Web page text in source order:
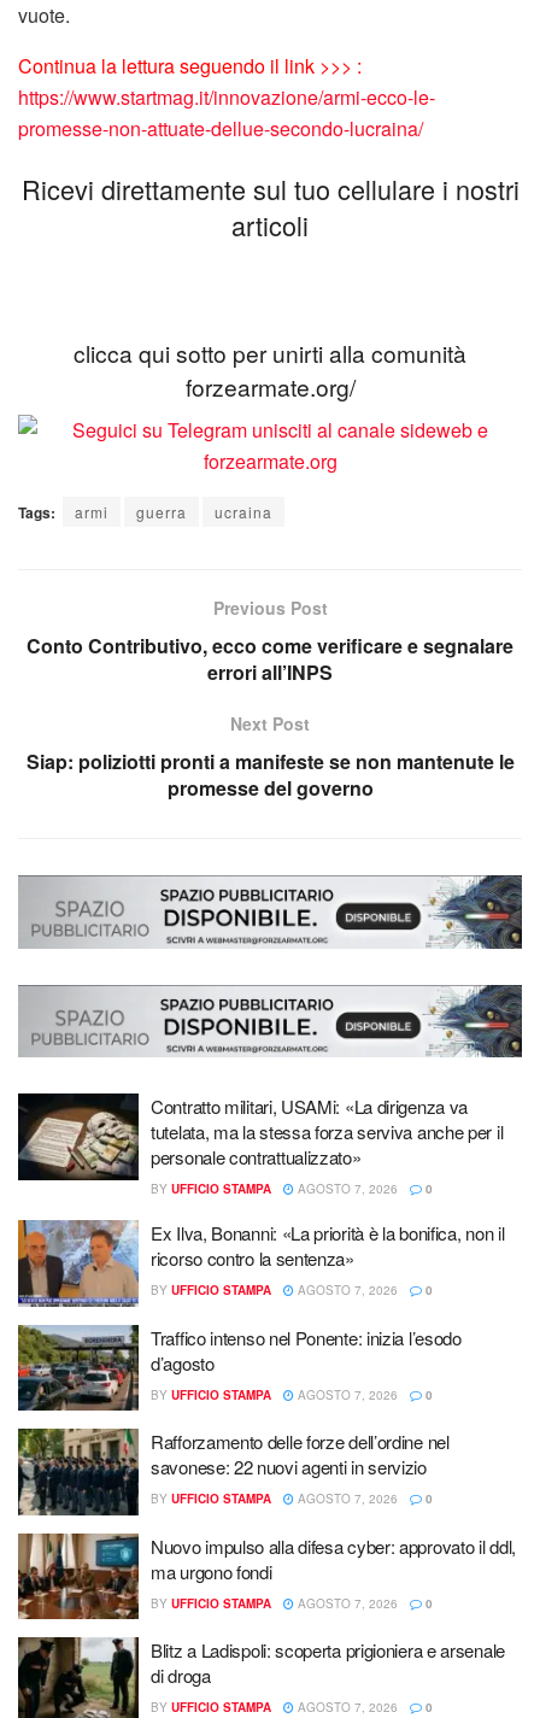
vuote.
Continua la lettura seguendo il link >>> :
https://www.startmag.it/innovazione/armi-ecco-le-
promesse-non-attuate-dellue-secondo-lucraina/
Ricevi direttamente sul tuo cellulare i nostri
articoli
clicca qui sotto per unirti alla comunità
forzearmate.org/
Tags: armi guerra ucraina
Previous Post
Conto Contributivo, ecco come verificare e segnalare
errori all’INPS
Next Post
Siap: poliziotti pronti a manifeste se non mantenute le
promesse del governo
Contratto militari, USAMi: «La dirigenza va
tutelata, ma la stessa forza serviva anche per il
personale contrattualizzato»
BY UFFICIO STAMPA AGOSTO 7, 2026 0
Ex Ilva, Bonanni: «La priorità è la bonifica, non il
ricorso contro la sentenza»
BY UFFICIO STAMPA AGOSTO 7, 2026 0
Traffico intenso nel Ponente: inizia l’esodo
d’agosto
BY UFFICIO STAMPA AGOSTO 7, 2026 0
Rafforzamento delle forze dell’ordine nel
savonese: 22 nuovi agenti in servizio
BY UFFICIO STAMPA AGOSTO 7, 2026 0
Nuovo impulso alla difesa cyber: approvato il ddl,
ma urgono fondi
BY UFFICIO STAMPA AGOSTO 7, 2026 0
Blitz a Ladispoli: scoperta prigioniera e arsenale
di droga
BY UFFICIO STAMPA AGOSTO 7, 2026 0